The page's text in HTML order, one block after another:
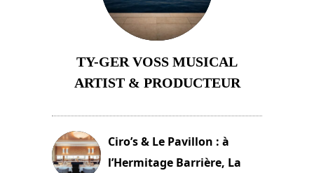
TY-GER VOSS MUSICAL
ARTIST & PRODUCTEUR
Ciro’s & Le Pavillon : à
l’Hermitage Barrière, La